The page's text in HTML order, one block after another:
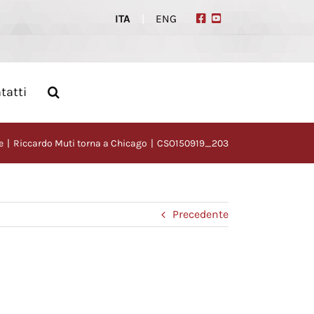
ITA ENG
Riccardo Muti torna a Chicago CSO150919_203
Precedente